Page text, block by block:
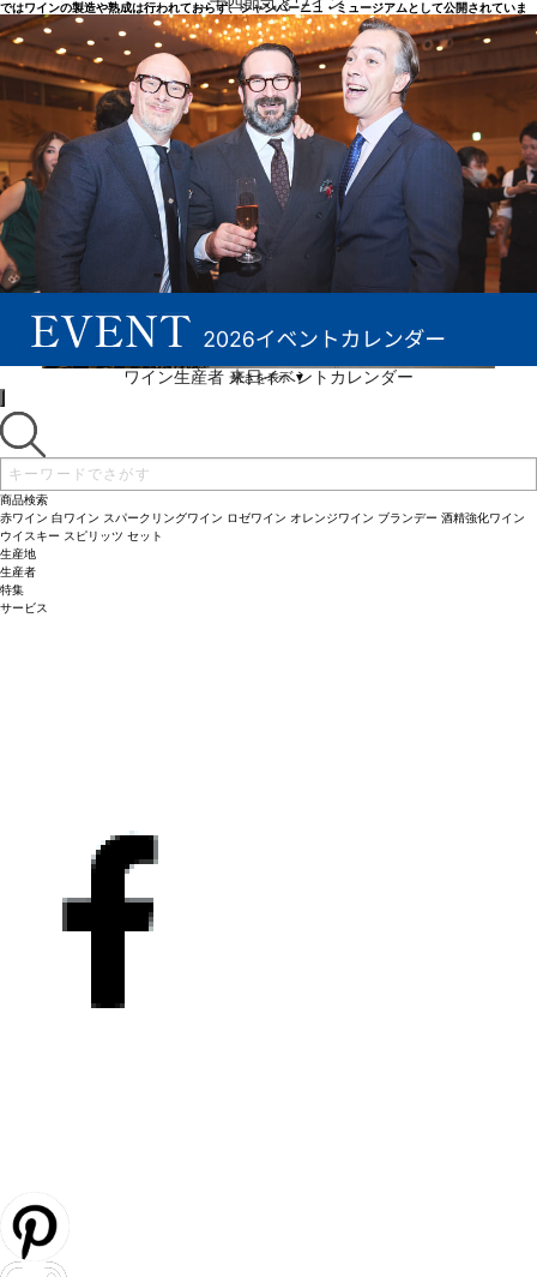
ではワインの製造や熟成は行われておらず、シャンパーニュ・ミュージアムとして公開されていま
す。
続きを表示 ▼
ワイン生産者 来日イベントカレンダー
商品検索
赤ワイン 白ワイン スパークリングワイン ロゼワイン オレンジワイン ブランデー 酒精強化ワイン
ウイスキー スピリッツ セット
生産地
生産者
特集
サービス